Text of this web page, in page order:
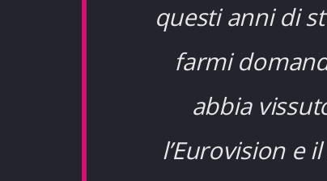
questi anni di
farmi
abbia
l’Eurovision e